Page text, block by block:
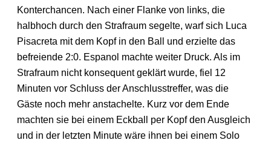
Konterchancen. Nach einer Flanke von links, die
halbhoch durch den Strafraum segelte, warf sich Luca
Pisacreta mit dem Kopf in den Ball und erzielte das
befreiende 2:0. Espanol machte weiter Druck. Als im
Strafraum nicht konsequent geklärt wurde, fiel 12
Minuten vor Schluss der Anschlusstreffer, was die
Gäste noch mehr anstachelte. Kurz vor dem Ende
machten sie bei einem Eckball per Kopf den Ausgleich
und in der letzten Minute wäre ihnen bei einem Solo